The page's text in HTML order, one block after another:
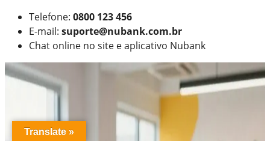
Telefone: 0800 123 456
E-mail: suporte@nubank.com.br
Chat online no site e aplicativo Nubank
Translate »